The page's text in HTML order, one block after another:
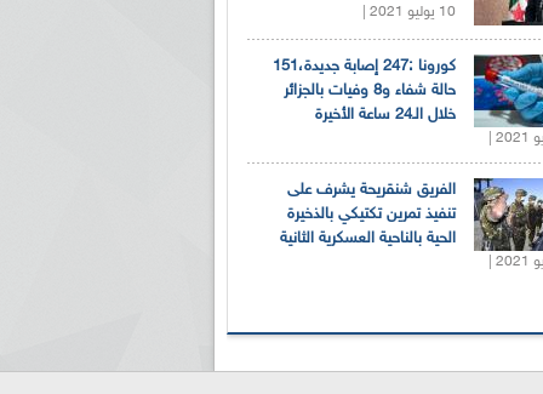
10 يوليو 2021 |
كورونا :247 إصابة جديدة،151
حالة شفاء و8 وفيات بالجزائر
خلال الـ24 ساعة الأخيرة
الفريق شنقريحة يشرف على
تنفيذ تمرين تكتيكي بالذخيرة
الحية بالناحية العسكرية الثانية